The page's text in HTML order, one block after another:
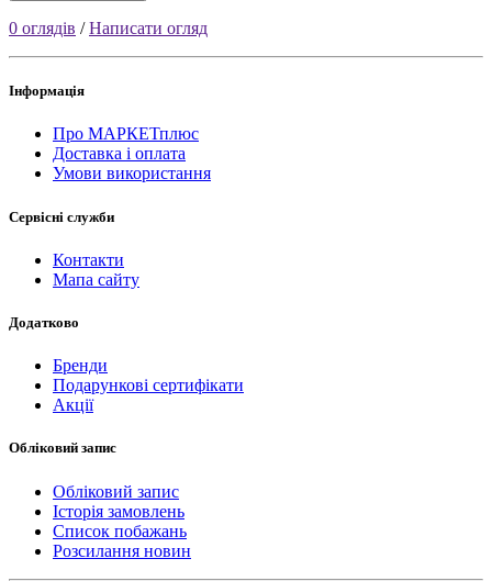
0 оглядів /Написати огляд
Інформація
Про МАРКЕТплюс
Доставка і оплата
Умови використання
Сервісні служби
Контакти
Мапа сайту
Додатково
Бренди
Подарункові сертифікати
Акції
Обліковий запис
Обліковий запис
Історія замовлень
Список побажань
Розсилання новин